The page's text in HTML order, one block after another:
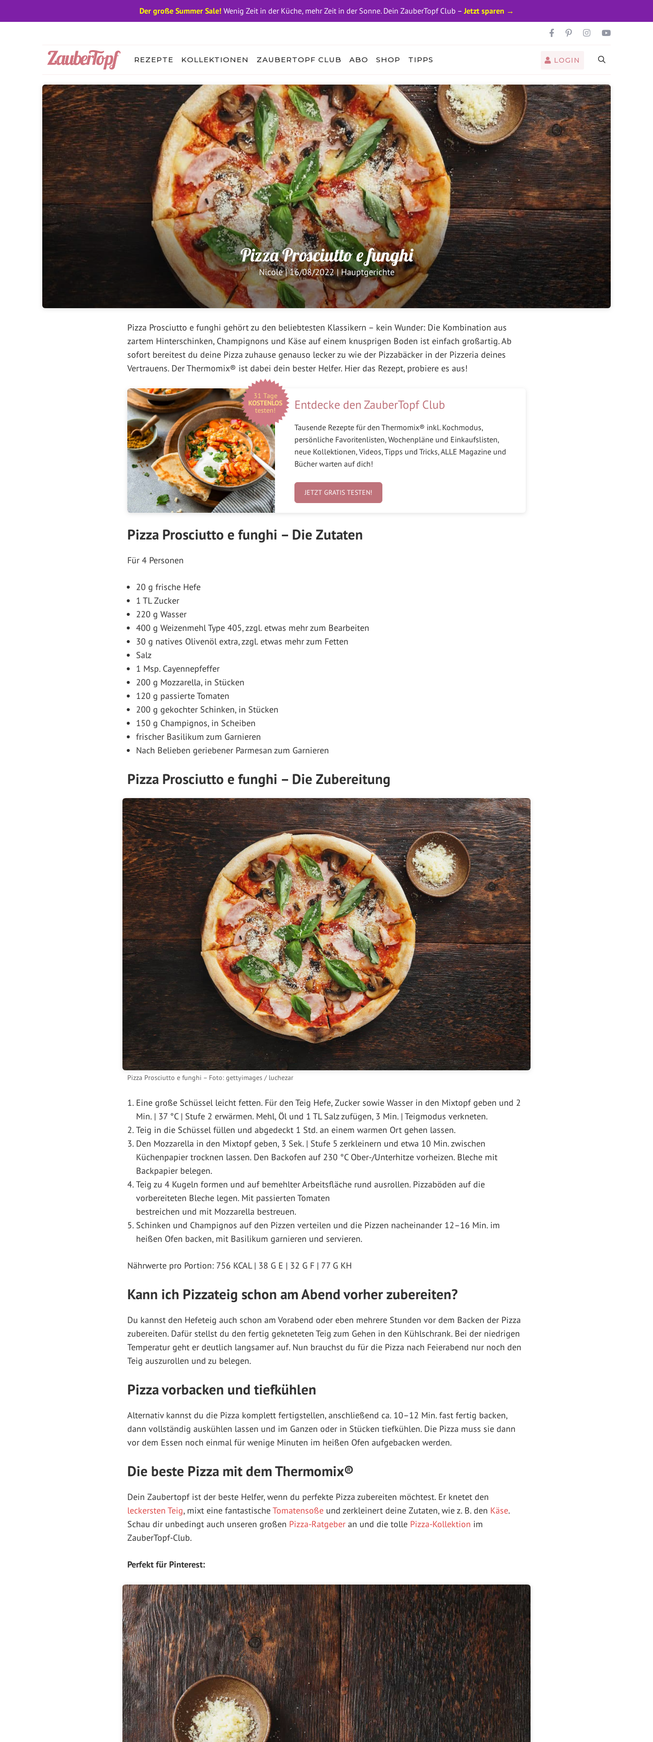
REZEPTE KOLLEKTIONEN ZAUBERTOPF CLUB ABO SHOP TIPPS LOGIN
Pizza Prosciutto e funghi
Nicole|16/08/2022|Hauptgerichte
Pizza Prosciutto e funghi gehört zu den beliebtesten Klassikern – kein Wunder: Die Kombination aus
zartem Hinterschinken, Champignons und Käse auf einem knusprigen Boden ist einfach großartig. Ab
sofort bereitest du deine Pizza zuhause genauso lecker zu wie der Pizzabäcker in der Pizzeria deines
Vertrauens. Der Thermomix® ist dabei dein bester Helfer. Hier das Rezept, probiere es aus!
31 Tage
KOSTENLOS
testen!
Entdecke den ZauberTopf Club
Tausende Rezepte für den Thermomix® inkl. Kochmodus,
persönliche Favoritenlisten, Wochenpläne und Einkaufslisten,
neue Kollektionen, Videos, Tipps und Tricks, ALLE Magazine und
Bücher warten auf dich!
JETZT GRATIS TESTEN!
Pizza Prosciutto e funghi – Die Zutaten
Für 4 Personen
20 g frische Hefe
1 TL Zucker
220 g Wasser
400 g Weizenmehl Type 405, zzgl. etwas mehr zum Bearbeiten
30 g natives Olivenöl extra, zzgl. etwas mehr zum Fetten
Salz
1 Msp. Cayennepfeffer
200 g Mozzarella, in Stücken
120 g passierte Tomaten
200 g gekochter Schinken, in Stücken
150 g Champignos, in Scheiben
frischer Basilikum zum Garnieren
Nach Belieben geriebener Parmesan zum Garnieren
Pizza Prosciutto e funghi – Die Zubereitung
Pizza Prosciutto e funghi – Foto: gettyimages / luchezar
Eine große Schüssel leicht fetten. Für den Teig Hefe, Zucker sowie Wasser in den Mixtopf geben und 2
Min. | 37 °C | Stufe 2 erwärmen. Mehl, Öl und 1 TL Salz zufügen, 3 Min. | Teigmodus verkneten.
Teig in die Schüssel füllen und abgedeckt 1 Std. an einem warmen Ort gehen lassen.
Den Mozzarella in den Mixtopf geben, 3 Sek. | Stufe 5 zerkleinern und etwa 10 Min. zwischen
Küchenpapier trocknen lassen. Den Backofen auf 230 °C Ober-/Unterhitze vorheizen. Bleche mit
Backpapier belegen.
Teig zu 4 Kugeln formen und auf bemehlter Arbeitsfläche rund ausrollen. Pizzaböden auf die
vorbereiteten Bleche legen. Mit passierten Tomaten
bestreichen und mit Mozzarella bestreuen.
Schinken und Champignos auf den Pizzen verteilen und die Pizzen nacheinander 12–16 Min. im
heißen Ofen backen, mit Basilikum garnieren und servieren.
Nährwerte pro Portion: 756 KCAL | 38 G E | 32 G F | 77 G KH
Kann ich Pizzateig schon am Abend vorher zubereiten?
Du kannst den Hefeteig auch schon am Vorabend oder eben mehrere Stunden vor dem Backen der Pizza
zubereiten. Dafür stellst du den fertig gekneteten Teig zum Gehen in den Kühlschrank. Bei der niedrigen
Temperatur geht er deutlich langsamer auf. Nun brauchst du für die Pizza nach Feierabend nur noch den
Teig auszurollen und zu belegen.
Pizza vorbacken und tiefkühlen
Alternativ kannst du die Pizza komplett fertigstellen, anschließend ca. 10–12 Min. fast fertig backen,
dann vollständig auskühlen lassen und im Ganzen oder in Stücken tiefkühlen. Die Pizza muss sie dann
vor dem Essen noch einmal für wenige Minuten im heißen Ofen aufgebacken werden.
Die beste Pizza mit dem Thermomix®
Dein Zaubertopf ist der beste Helfer, wenn du perfekte Pizza zubereiten möchtest. Er knetet den
leckersten Teig, mixt eine fantastischeTomatensoße und zerkleinert deine Zutaten, wie z. B. den Käse.
Schau dir unbedingt auch unseren großen Pizza-Ratgeber an und die tolle Pizza-Kollektion im
ZauberTopf-Club.
Perfekt für Pinterest:
Der große Summer Sale! Wenig Zeit in der Küche, mehr Zeit in der Sonne. Dein ZauberTopf Club –Jetzt sparen →